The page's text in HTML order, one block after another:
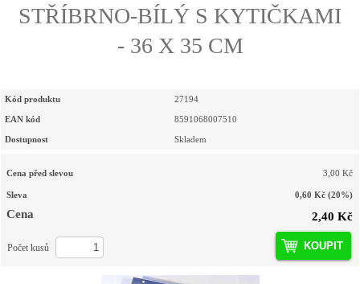
STŘÍBRNO-BÍLÝ S KYTIČKAMI
- 36 X 35 CM
Kód produktu 27194
EAN kód 8591068007510
Dostupnost Skladem
Cena před slevou 3,00 Kč
Sleva 0,60 Kč (20%)
Cena 2,40 Kč
KOUPIT
Počet kusů